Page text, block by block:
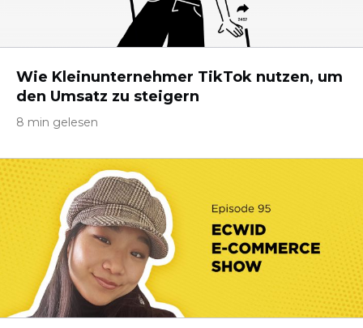
Wie Kleinunternehmer TikTok nutzen, um
den Umsatz zu steigern
8 min gelesen